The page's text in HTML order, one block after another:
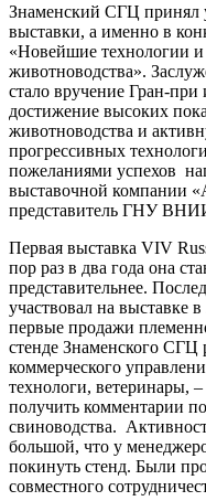
Знаменский СГЦ принял
выставки, а именно в
«Новейшие технологии и
животноводства».
стало вручение Гран-
достижение высоких
животноводства и
прогрессивных
пожеланиями успехов
выставочной компании
представитель ГНУ
Первая выставка VIV
пор раз в два года она
представительнее.
участвовал на выставке в
первые продажи
стенде Знаменского СГЦ
коммерческого
технологи, ветеринары,
получить комментарии
свиноводства.
большой, что у
покинуть стенд. Были
совместного